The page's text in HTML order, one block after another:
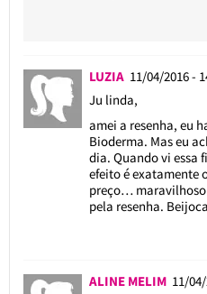
LUZIA 11/04/2016 -
Ju linda,
amei a resenha, eu
Bioderma. Mas eu
dia. Quando vi essa
efeito é exatamente
preço…
pela resenha.
ALINE MELIM 11/